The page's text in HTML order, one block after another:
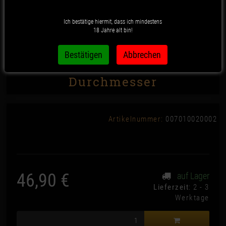
Black Leaf "Deep Engraving"
Grinder 4-tlg., 63mm
Durchmesser
Artikelnummer: 007010020002
46,90 € auf Lager
Lieferzeit: 2 - 3
Werktage
Ich bestätige hiermit, dass ich mindestens
18 Jahre alt bin!